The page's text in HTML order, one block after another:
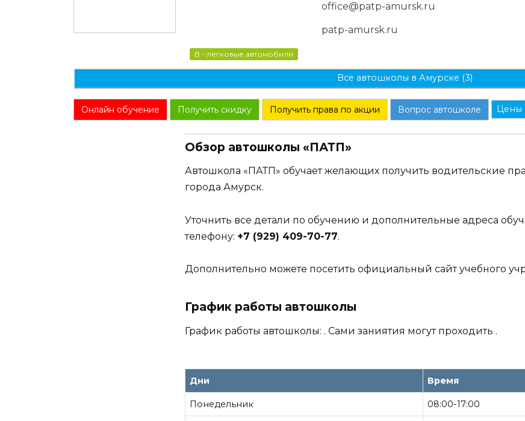
office@patp-amursk.ru
patp-amursk.ru
B - легковые автомобили
Все автошколы в Амурске (3)
Онлайн обучение Получить скидку Получить права по акции Вопрос автошколе Цены
Обзор автошколы «ПАТП»
Автошкола «ПАТП» обучает желающих получить водительские
города Амурск.
Уточнить все детали по обучению и дополнительные адреса
телефону: +7 (929) 409-70-77.
Дополнительно можете посетить официальный сайт учебного
График работы автошколы
График работы автошколы: . Сами заниятия могут проходить .
Дни Время
Понедельник 08:00-17:00